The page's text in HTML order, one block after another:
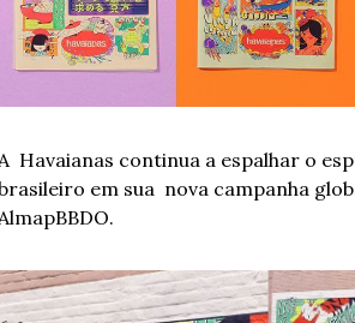
Havaianas continua a espalhar o
em sua  nova campanha